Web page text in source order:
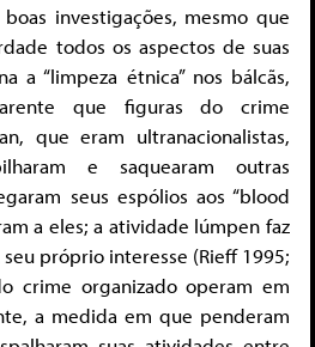
investigações, mesmo que
todos os aspectos de suas
a “limpeza étnica” nos bálcãs,
que figuras do crime
que eram ultranacionalistas,
e saquearam outras
seus espólios aos “blood
a eles; a atividade lúmpen faz
próprio interesse (Rieff 1995;
crime organizado operam em
a medida em que penderam